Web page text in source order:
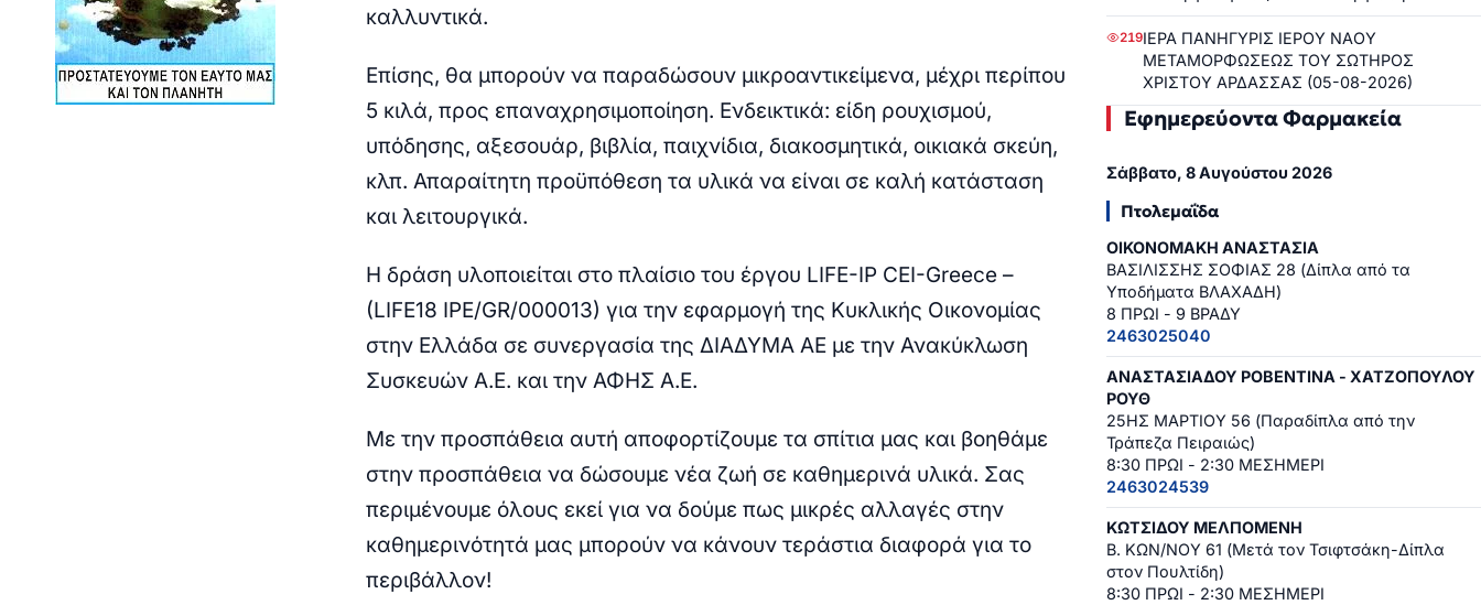
καλλυντικά.
Επίσης, θα μπορούν να παραδώσουν μικροαντικείμενα, μέχρι περίπου
5 κιλά, προς επαναχρησιμοποίηση. Ενδεικτικά: είδη ρουχισμού,
υπόδησης, αξεσουάρ, βιβλία, παιχνίδια, διακοσμητικά, οικιακά σκεύη,
κλπ. Απαραίτητη προϋπόθεση τα υλικά να είναι σε καλή κατάσταση
και λειτουργικά.
Η δράση υλοποιείται στο πλαίσιο του έργου LIFE-IP CEI-Greece –
(LIFE18 IPE/GR/000013) για την εφαρμογή της Κυκλικής Οικονομίας
στην Ελλάδα σε συνεργασία της ΔΙΑΔΥΜΑ ΑΕ με την Ανακύκλωση
Συσκευών Α.Ε. και την ΑΦΗΣ Α.Ε.
Με την προσπάθεια αυτή αποφορτίζουμε τα σπίτια μας και βοηθάμε
στην προσπάθεια να δώσουμε νέα ζωή σε καθημερινά υλικά. Σας
περιμένουμε όλους εκεί για να δούμε πως μικρές αλλαγές στην
καθημερινότητά μας μπορούν να κάνουν τεράστια διαφορά για το
περιβάλλον!
219ΙΕΡΑ ΠΑΝΗΓΥΡΙΣ ΙΕΡΟΥ ΝΑΟΥ
ΜΕΤΑΜΟΡΦΩΣΕΩΣ ΤΟΥ ΣΩΤΗΡΟΣ
ΧΡΙΣΤΟΥ ΑΡΔΑΣΣΑΣ (05-08-2026)
Εφημερεύοντα Φαρμακεία
Σάββατο, 8 Αυγούστου 2026
Πτολεμαΐδα
ΟΙΚΟΝΟΜΑΚΗ ΑΝΑΣΤΑΣΙΑ
ΒΑΣΙΛΙΣΣΗΣ ΣΟΦΙΑΣ 28 (Δίπλα από τα
Υποδήματα ΒΛΑΧΑΔΗ)
8 ΠΡΩΙ - 9 ΒΡΑΔΥ
2463025040
ΑΝΑΣΤΑΣΙΑΔΟΥ ΡΟΒΕΝΤΙΝΑ - ΧΑΤΖΟΠΟΥΛΟΥ
ΡΟΥΘ
25ΗΣ ΜΑΡΤΙΟΥ 56 (Παραδίπλα από την
Τράπεζα Πειραιώς)
8:30 ΠΡΩΙ - 2:30 ΜΕΣΗΜΕΡΙ
2463024539
ΚΩΤΣΙΔΟΥ ΜΕΛΠΟΜΕΝΗ
Β. ΚΩΝ/ΝΟΥ 61 (Μετά τον Τσιφτσάκη-Δίπλα
στον Πουλτίδη)
8:30 ΠΡΩΙ - 2:30 ΜΕΣΗΜΕΡΙ